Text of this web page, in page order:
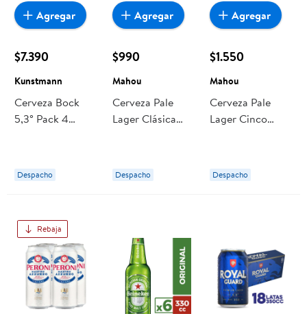
$7.390
Kunstmann
Cerveza Bock
5,3° Pack 4
Despacho
Agregar
$990
Mahou
Cerveza Pale
Lager Clásica
Despacho
Agregar
$1.550
Mahou
Cerveza Pale
Lager Cinco
Mahou
Despacho
Agregar
Rebaja